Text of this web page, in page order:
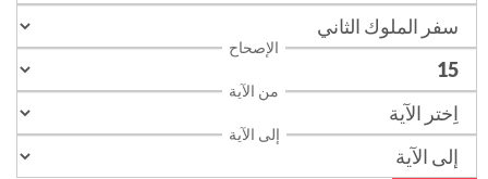
الإصحاح
من الآية
إلى الآية